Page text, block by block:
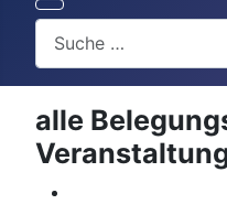
Search
alle